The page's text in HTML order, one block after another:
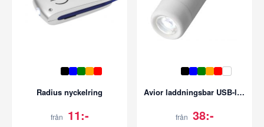
Radius nyckelring
från 11:-
Avior laddningsbar USB-lampa
från 38:-